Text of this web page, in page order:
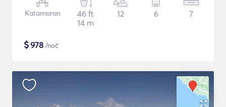
Katamaran
46 ft
14 m
12 6 7
$978 /noč